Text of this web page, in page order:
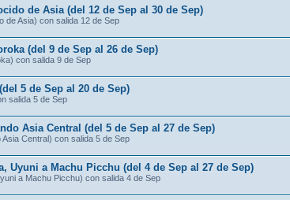
de Asia (del 12 de Sep al 30 de Sep)
de Asia) con salida 12 de Sep
(del 9 de Sep al 26 de Sep)
con salida 9 de Sep
5 de Sep al 20 de Sep)
salida 5 de Sep
Asia Central (del 5 de Sep al 27 de Sep)
Central) con salida 5 de Sep
Uyuni a Machu Picchu (del 4 de Sep al 27 de Sep)
a Machu Picchu) con salida 4 de Sep